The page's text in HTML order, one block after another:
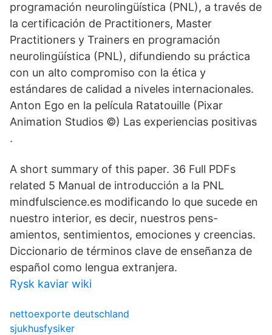
programación neurolingüística (PNL), a través de
la certificación de Practitioners, Master
Practitioners y Trainers en programación
neurolingüística (PNL), difundiendo su práctica
con un alto compromiso con la ética y
estándares de calidad a niveles internacionales.
Anton Ego en la película Ratatouille (Pixar
Animation Studios ©) Las experiencias positivas
.
A short summary of this paper. 36 Full PDFs
related 5 Manual de introducción a la PNL
mindfulscience.es modificando lo que sucede en
nuestro interior, es decir, nuestros pens-
amientos, sentimientos, emociones y creencias.
Diccionario de términos clave de enseñanza de
español como lengua extranjera.
Rysk kaviar wiki
nettoexporte deutschland
sjukhusfysiker